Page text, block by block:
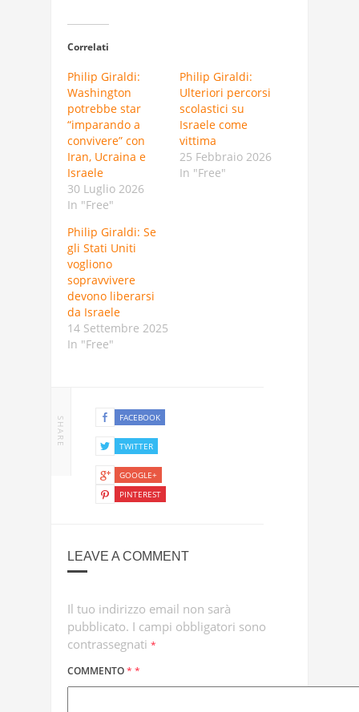
Correlati
Philip Giraldi:
Washington
potrebbe star
“imparando a
convivere” con
Iran, Ucraina e
Israele
30 Luglio 2026
In "Free"
Philip Giraldi:
Ulteriori percorsi
scolastici su
Israele come
vittima
25 Febbraio 2026
In "Free"
Philip Giraldi: Se
gli Stati Uniti
vogliono
sopravvivere
devono liberarsi
da Israele
14 Settembre 2025
In "Free"
SHARE FACEBOOK
TWITTER
GOOGLE+
PINTEREST
LEAVE A COMMENT
Il tuo indirizzo email non sarà
pubblicato. I campi obbligatori sono
contrassegnati *
COMMENTO* *